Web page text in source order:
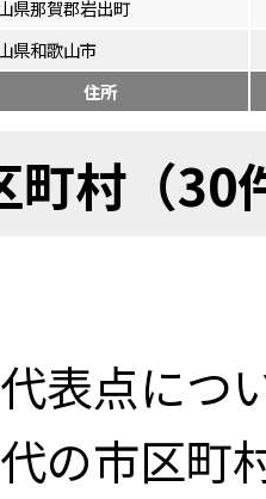
県那賀郡岩出町
県和歌山市
住所
町村（30
表点につ
の市区町